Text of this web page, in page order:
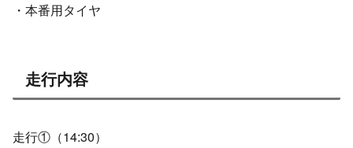
・本番用タイヤ
走行内容
走行①（14:30）